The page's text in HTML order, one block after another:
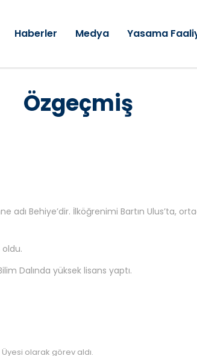
Haberler Medya Yasama
Özgeçmiş
adı Behiye’dir. İlköğrenimi Bartın
oldu.
Dalında yüksek lisans yaptı.
olarak görev aldı.